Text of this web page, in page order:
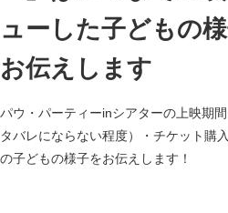
ューした子どもの
お伝えします
パウ・パーティーinシアターの上映期
タバレにならない程度）・チケット購
の子どもの様子をお伝えします！